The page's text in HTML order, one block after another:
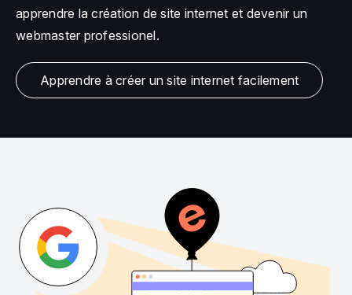
apprendre la création de site internet et devenir un
webmaster professionel.
Apprendre à créer un site internet facilement